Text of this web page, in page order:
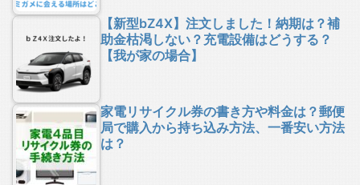
【新型bZ4X】注文しました！納期は？補
助金枯渇しない？充電設備はどうする？
【我が家の場合】
家電リサイクル券の書き方や料金は？郵便
局で購入から持ち込み方法、一番安い方法
は？